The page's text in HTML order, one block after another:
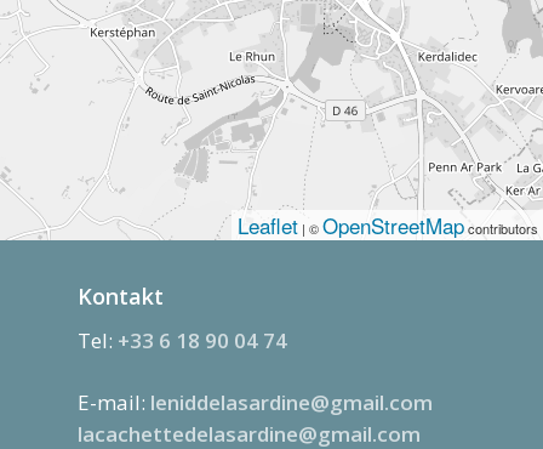
Leaflet | ©OpenStreetMapcontributors
Kontakt
Tel: +33 6 18 90 04 74
E-mail: leniddelasardine@gmail.com
lacachettedelasardine@gmail.com